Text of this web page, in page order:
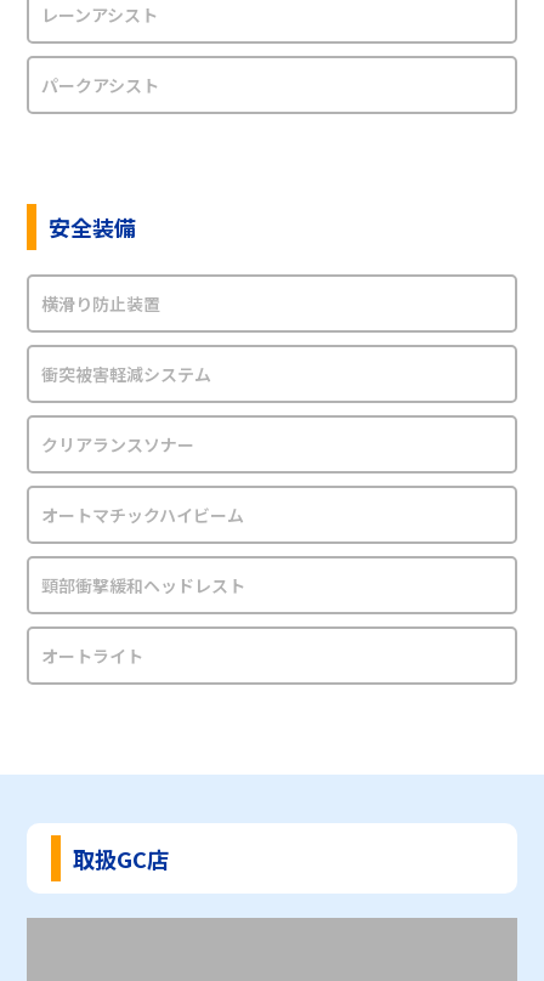
レーンアシスト
パークアシスト
安全装備
横滑り防止装置
衝突被害軽減システム
クリアランスソナー
オートマチックハイビーム
頸部衝撃緩和ヘッドレスト
オートライト
取扱GC店